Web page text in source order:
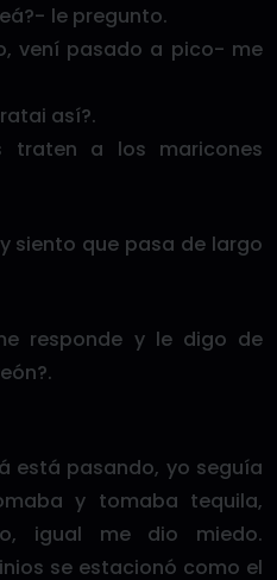
le pregunto.
vení pasado a pico- me
así?.
a los maricones
siento que pasa de largo
responde y le digo de
está pasando, yo seguía
y tomaba tequila,
igual me dio miedo.
se estacionó como el